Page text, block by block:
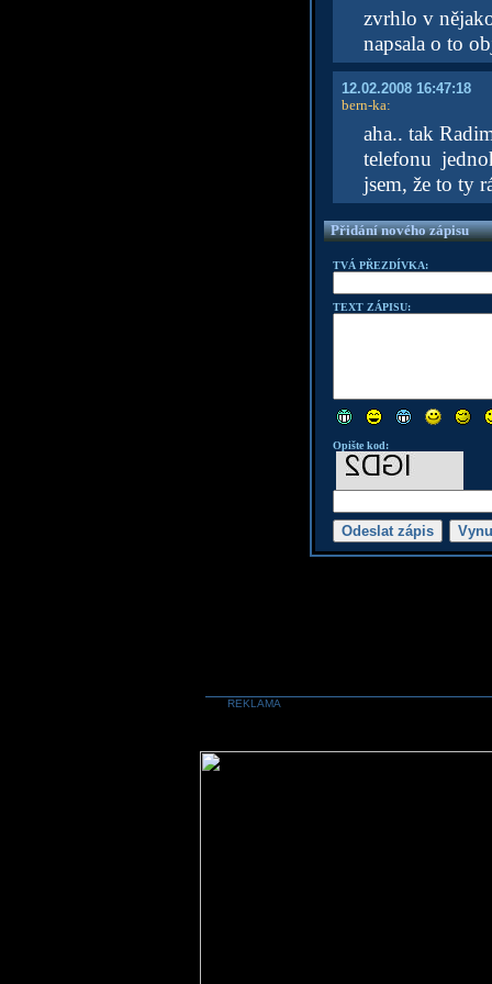
zvrhlo v
napsala o to
12.02.2008 16:47:18
bern-ka:
aha.. tak
telefonu
jsem, že to ty
Přidání nového zápisu
TVÁ PŘEZDÍVKA:
TEXT ZÁPISU:
Opište kod:
REKLAMA